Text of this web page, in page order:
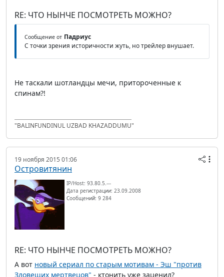
RE: ЧТО НЫНЧЕ ПОСМОТРЕТЬ МОЖНО?
Сообщение от Падриус
С точки зрения историчности жуть, но трейлер внушает.
Не таскали шотландцы мечи, притороченные к
спинам?!
"BALINFUNDINUL UZBAD KHAZADDUMU"
19 ноября 2015 01:06
Островитянин
IP/Host: 93.80.5.---
Дата регистрации: 23.09.2008
Сообщений: 9 284
RE: ЧТО НЫНЧЕ ПОСМОТРЕТЬ МОЖНО?
А вот новый сериал по старым мотивам - Эш "против
Зловещих мертвецов" - ктонить уже заценил?